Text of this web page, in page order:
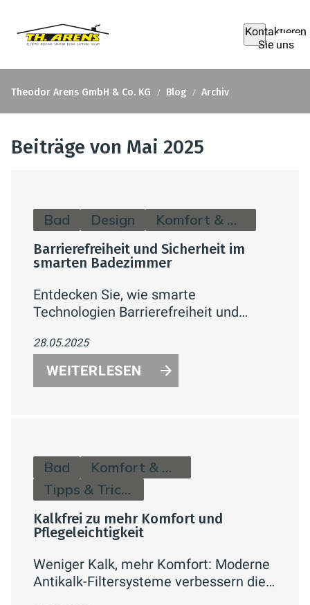
Kontaktieren
Sie uns
Theodor Arens GmbH & Co. KG Blog Archiv
Beiträge von Mai 2025
Bad Design Komfort & Hygiene
Barrierefreiheit und Sicherheit im
smarten Badezimmer
Entdecken Sie, wie smarte
Technologien Barrierefreiheit und
für mehr Komfort, Schutz und
Lebensqualität für alle Generationen.
28.05.2025
WEITERLESEN
Bad
Komfort & Hygiene
Tipps & Tricks
Kalkfrei zu mehr Komfort und
Pflegeleichtigkeit
Weniger Kalk, mehr Komfort: Moderne
Antikalk-Filtersysteme verbessern die